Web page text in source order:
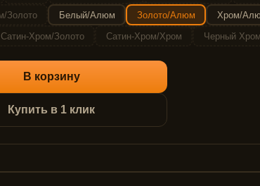
Золото Белый/Алюм Золото/Алюм
Хром/
Сатин-Хром/Золото Сатин-Хром/Хром Черный
В корзину
Купить в 1 клик